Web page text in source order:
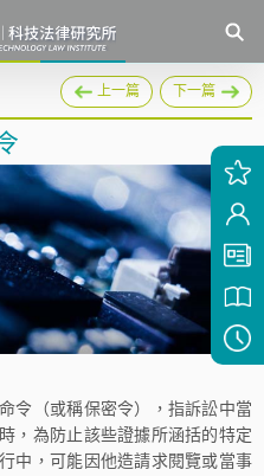
上一篇 下一篇
（或稱保密令），指訴訟中當
，為防止該些證據所涵括的特定
中，可能因他造請求閱覽或當事